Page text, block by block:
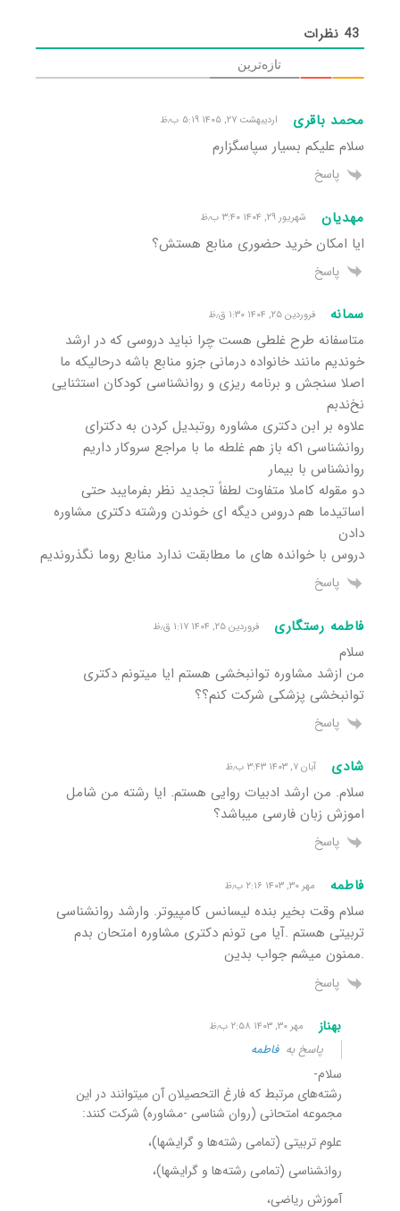
43 نظرات
تازه‌ترین
محمد باقری اردیبهشت ۲۷, ۱۴۰۵ ۵:۱۹ ب٫ظ
سلام علیکم بسیار سپاسگزارم
پاسخ
مهدیان شهریور ۲۹, ۱۴۰۴ ۳:۴۰ ب٫ظ
ایا امکان خرید حضوری منابع هستش؟
پاسخ
سمانه فروردین ۲۵, ۱۴۰۴ ۱:۳۰ ق٫ظ
متاسفانه طرح غلطی هست چرا نباید دروسی که در ارشد
خوندیم مانند خانواده درمانی جزو منابع باشه درحالیکه ما
اصلا سنجش و برنامه ریزی و روانشناسی کودکان استثنایی
نخ‌ندبم
علاوه بر ابن دکتری مشاوره روتبدیل کردن به دکترای
روانشناسی ۱که باز هم غلطه ما با مراجع سروکار داریم
روانشناس با بیمار
دو مقوله کاملا متفاوت لطفاً تجدید نظر بفرمایبد حتی
اساتیدما هم دروس دیگه ای خوندن ورشته دکتری مشاوره
دادن
دروس با خوانده های ما مطابقت ندارد منابع روما نگذروندیم
پاسخ
فاطمه رستگاری فروردین ۲۵, ۱۴۰۴ ۱:۱۷ ق٫ظ
سلام
من ازشد مشاوره توانبخشی هستم ایا میتونم دکتری
توانبخشی پزشکی شرکت کنم؟؟
پاسخ
شادی آبان ۷, ۱۴۰۳ ۳:۴۳ ب٫ظ
سلام. من ارشد ادبیات روایی هستم. ایا رشته من شامل
اموزش زبان فارسی میباشد؟
پاسخ
فاطمه مهر ۳۰, ۱۴۰۳ ۲:۱۶ ب٫ظ
سلام وقت بخیر بنده لیسانس کامپیوتر. وارشد روانشناسی
تربیتی هستم .آیا می تونم دکتری مشاوره امتحان بدم
.ممنون میشم جواب بدین
پاسخ
بهناز مهر ۳۰, ۱۴۰۳ ۲:۵۸ ب٫ظ
پاسخ بهفاطمه
سلام-
رشته‌های مرتبط که فارغ التحصیلان آن میتوانند در این
مجموعه امتحانی (روان شناسی -مشاوره) شرکت کنند:
علوم تربیتی (تمامی رشته‌ها و گرایشها)،
روانشناسی (تمامی رشته‌ها و گرایشها)،
آموزش ریاضی،